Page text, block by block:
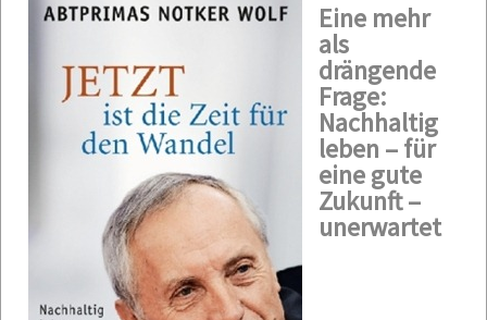
Eine mehr
als
drängende
Frage:
Nachhaltig
leben – für
eine gute
Zukunft –
unerwartet